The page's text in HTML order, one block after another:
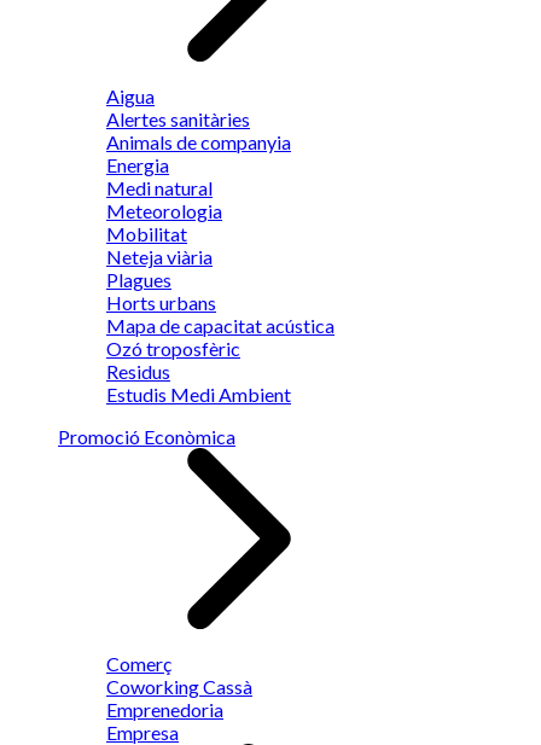
Aigua
Alertes sanitàries
Animals de companyia
Energia
Medi natural
Meteorologia
Mobilitat
Neteja viària
Plagues
Horts urbans
Mapa de capacitat acústica
Ozó troposfèric
Residus
Estudis Medi Ambient
Promoció Econòmica
Comerç
Coworking Cassà
Emprenedoria
Empresa